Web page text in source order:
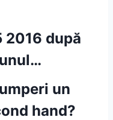
2016 după
un
hand?